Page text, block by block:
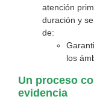
atención
duración y
de:
los
Un proceso
evidencia